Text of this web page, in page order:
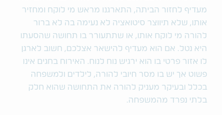
מעדיף לחזור הביתה, התארגנו מראש מי לוקח ומחזיר
אותו, שלא תיווצר סיטואציה לא נעימה בה לא ברור
להורה מי לוקח אותו, או שתתעורר בו תחושה שהסעתו
היא נטל. אם הוא מעדיף להישאר אצלכם, חשוב לארגן
לו אזור פרטי בו הוא ירגיש נוח לנוח. האירוח בחגים אינו
פשוט אך יש בו מסר חיובי להורה, לילדים ולמשפחה
בכלל ובעיקר מעניק להורה את התחושה שהוא חלק
בלתי נפרד מהמשפחה.